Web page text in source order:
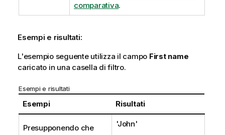
comparativa.
Esempi e risultati:
L'esempio seguente utilizza il campo First name
caricato in una casella di filtro.
Esempi e risultati
Esempi Risultati
Presupponendo che
'John'